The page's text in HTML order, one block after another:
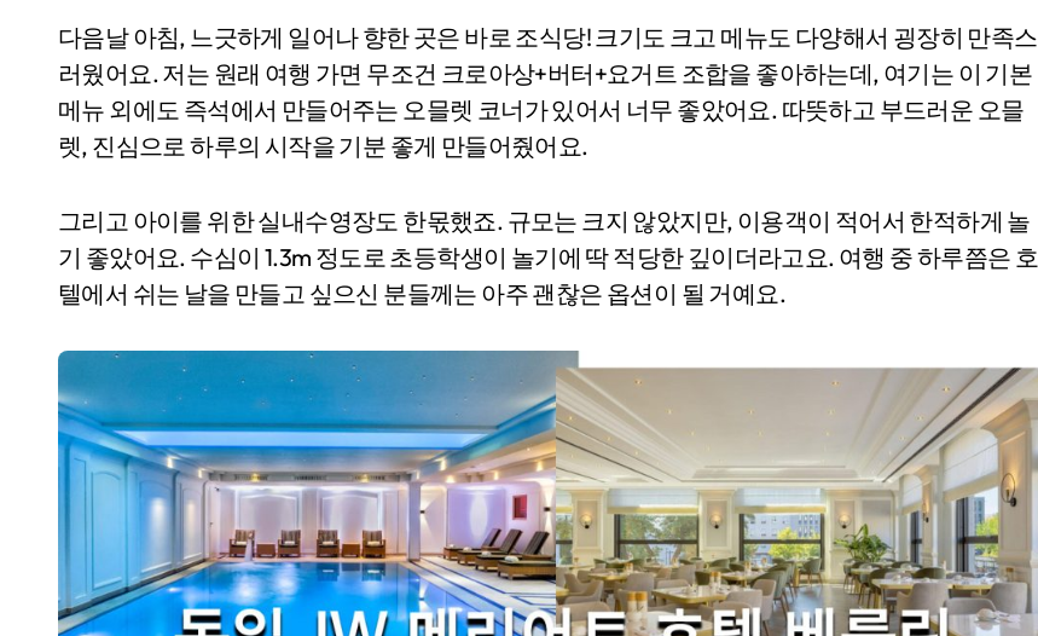
다음날 아침, 느긋하게 일어나 향한 곳은 바로 조식당! 크기도 크고 메뉴도 다양해서 굉장히 만족스
러웠어요. 저는 원래 여행 가면 무조건 크로아상+버터+요거트 조합을 좋아하는데, 여기는 이 기본
메뉴 외에도 즉석에서 만들어주는 오믈렛 코너가 있어서 너무 좋았어요. 따뜻하고 부드러운 오믈
렛, 진심으로 하루의 시작을 기분 좋게 만들어줬어요.
그리고 아이를 위한 실내수영장도 한몫했죠. 규모는 크지 않았지만, 이용객이 적어서 한적하게 놀
기 좋았어요. 수심이 1.3m 정도로 초등학생이 놀기에 딱 적당한 깊이더라고요. 여행 중 하루쯤은 호
텔에서 쉬는 날을 만들고 싶으신 분들께는 아주 괜찮은 옵션이 될 거예요.